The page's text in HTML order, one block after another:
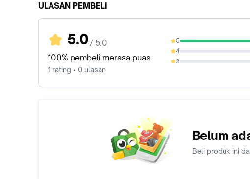
ULASAN PEMBELI
5.0 / 5.0
100% pembeli merasa puas
1 rating • 0 ulasan
5
100%
4
0%
3
0%
Belum
Beli produk ini